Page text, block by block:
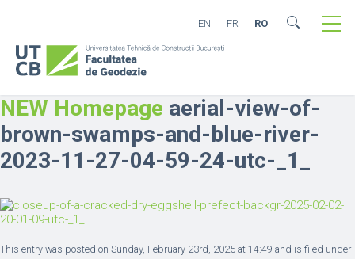
EN FR RO
NEW Homepage aerial-view-of-
brown-swamps-and-blue-river-
2023-11-27-04-59-24-utc-_1_
This entry was posted on Sunday, February 23rd, 2025 at 14:49 and is filed under